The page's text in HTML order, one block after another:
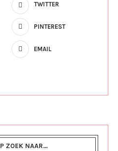
TWITTER
PINTEREST
EMAIL
ZOEK NAAR…